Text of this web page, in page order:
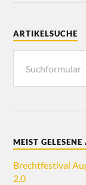
ARTIKELSUCHE
MEIST
Brechtfestival
2.0